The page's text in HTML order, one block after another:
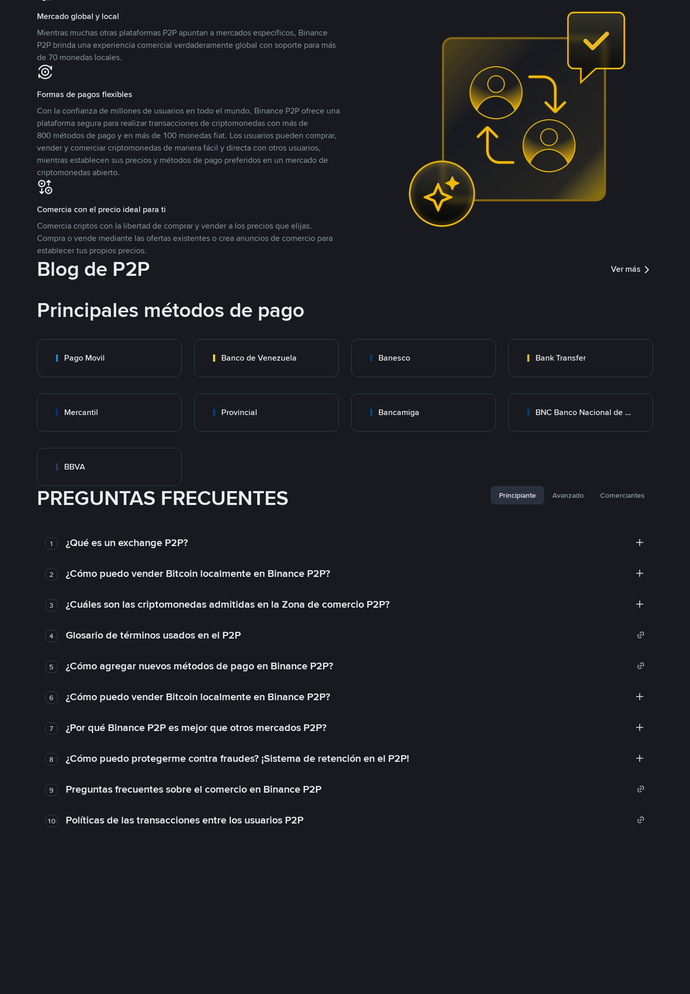
Mercado global y local
Mientras muchas otras plataformas P2P apuntan a mercados específicos, Binance
P2P brinda una experiencia comercial verdaderamente global con soporte para más
de 70 monedas locales.
Formas de pagos flexibles
Con la confianza de millones de usuarios en todo el mundo, Binance P2P ofrece una
plataforma segura para realizar transacciones de criptomonedas con más de
800 métodos de pago y en más de 100 monedas fiat. Los usuarios pueden comprar,
vender y comerciar criptomonedas de manera fácil y directa con otros usuarios,
mientras establecen sus precios y métodos de pago preferidos en un mercado de
criptomonedas abierto.
Comercia con el precio ideal para ti
Comercia criptos con la libertad de comprar y vender a los precios que elijas.
Compra o vende mediante las ofertas existentes o crea anuncios de comercio para
establecer tus propios precios.
Blog de P2P Ver más
Principales métodos de pago
Pago Movil Banco de Venezuela Banesco Bank Transfer
Mercantil Provincial Bancamiga BNC Banco Nacional de Crédito
BBVA
PREGUNTAS FRECUENTES Principiante Avanzado Comerciantes
1 ¿Qué es un exchange P2P?
2 ¿Cómo puedo vender Bitcoin localmente en Binance P2P?
3 ¿Cuáles son las criptomonedas admitidas en la Zona de comercio P2P?
4 Glosario de términos usados en el P2P
5 ¿Cómo agregar nuevos métodos de pago en Binance P2P?
6 ¿Cómo puedo vender Bitcoin localmente en Binance P2P?
7 ¿Por qué Binance P2P es mejor que otros mercados P2P?
8 ¿Cómo puedo protegerme contra fraudes? ¡Sistema de retención en el P2P!
9 Preguntas frecuentes sobre el comercio en Binance P2P
10 Políticas de las transacciones entre los usuarios P2P